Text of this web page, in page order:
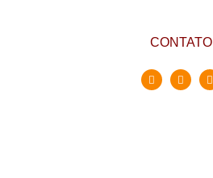
CONTATO